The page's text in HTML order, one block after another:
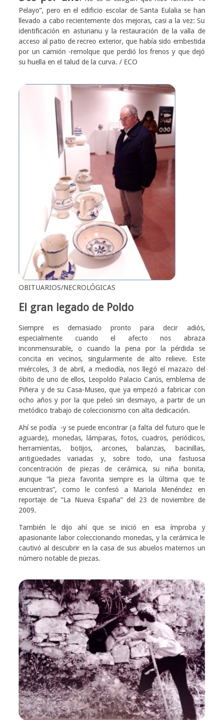
Pelayo”, pero en el edificio escolar de Santa Eulalia se han
llevado a cabo recientemente dos mejoras, casi a la vez: Su
identificación en asturianu y la restauración de la valla de
acceso al patio de recreo exterior, que había sido embestida
por un camión -remolque que perdió los frenos y que dejó
su huella en el talud de la curva. / ECO
OBITUARIOS/NECROLÓGICAS
El gran legado de Poldo
Siempre es demasiado pronto para decir adiós,
especialmente cuando el afecto nos abraza
inconmensurable, o cuando la pena por la pérdida se
concita en vecinos, singularmente de alto relieve. Este
miércoles, 3 de abril, a mediodía, nos llegó el mazazo del
óbito de uno de ellos, Leopoldo Palacio Carús, emblema de
Piñera y de su Casa-Museo, que ya empezó a fabricar con
ocho años y por la que peleó sin desmayo, a partir de un
metódico trabajo de coleccionismo con alta dedicación.
Ahí se podía -y se puede encontrar (a falta del futuro que le
aguarde), monedas, lámparas, fotos, cuadros, periódicos,
herramientas, botijos, arcones, balanzas, bacinillas,
antigüedades variadas y, sobre todo, una fastuosa
concentración de piezas de cerámica, su niña bonita,
aunque “la pieza favorita siempre es la última que te
encuentras”, como le confesó a Mariola Menéndez en
reportaje de “La Nueva España” del 23 de noviembre de
2009.
También le dijo ahí que se inició en esa ímproba y
apasionante labor coleccionando monedas, y la cerámica le
cautivó al descubrir en la casa de sus abuelos maternos un
número notable de piezas.